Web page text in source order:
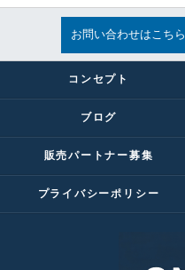
お問い合わせはこちら
コンセプト
ブログ
販売パートナー募集
プライバシーポリシー